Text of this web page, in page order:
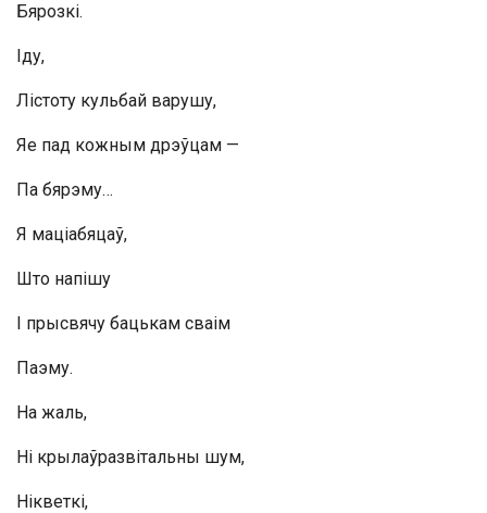
Бярозкі.
Іду,
Лістоту кульбай варушу,
Яе пад кожным дрэўцам —
Па бярэму…
Я маціабяцаў,
Што напішу
I прысвячу бацькам сваім
Паэму.
На жаль,
Ні крылаўразвітальны шум,
Нікветкі,